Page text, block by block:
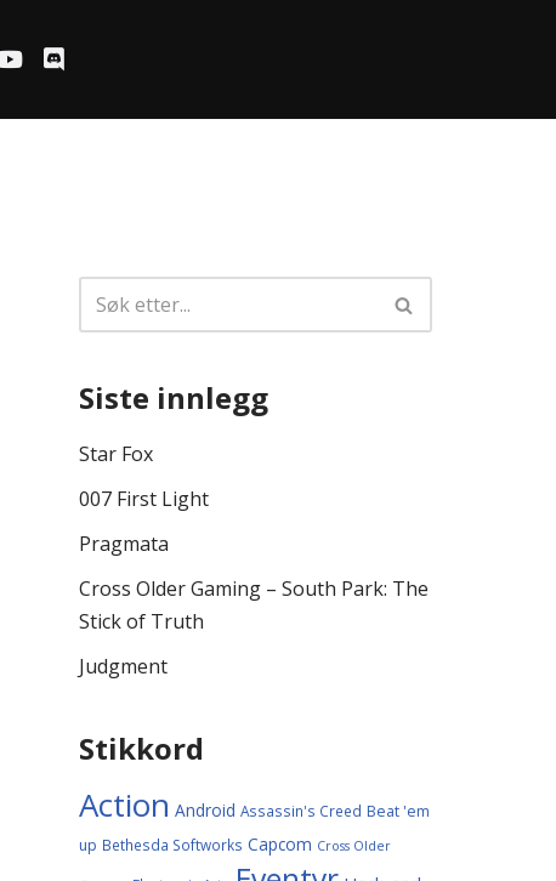
Siste innlegg
Star Fox
007 First Light
Pragmata
Cross Older Gaming – South Park: The
Stick of Truth
Judgment
Stikkord
Action Android Assassin's Creed Beat 'em
up Bethesda Softworks Capcom Cross Older